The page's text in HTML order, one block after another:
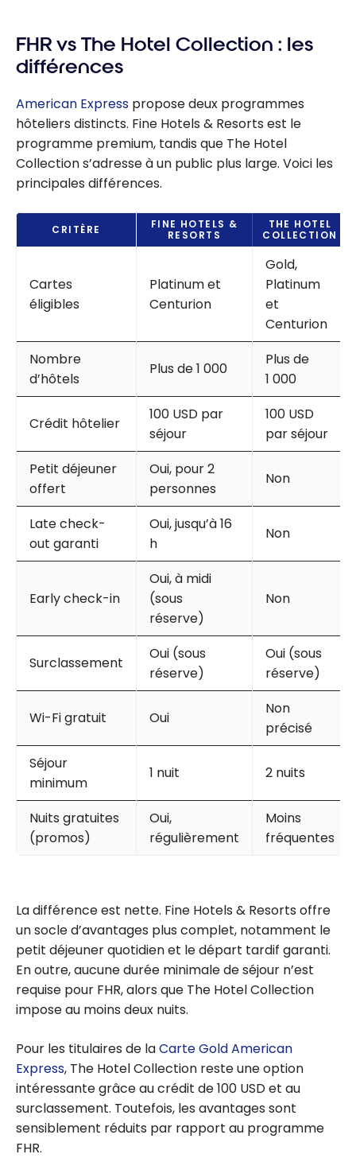
FHR vs The Hotel Collection : les
différences
American Express propose deux programmes
hôteliers distincts. Fine Hotels & Resorts est le
programme premium, tandis que The Hotel
Collection s’adresse à un public plus large. Voici les
principales différences.
CRITÈRE
FINE HOTELS &
RESORTS
THE HOTEL
COLLECTION
Cartes
éligibles
Platinum et
Centurion
Gold,
Platinum
et
Centurion
Nombre
d’hôtels
Plus de 1 000
Plus de
1 000
Crédit hôtelier
100 USD par
séjour
100 USD
par séjour
Petit déjeuner
offert
Oui, pour 2
personnes
Non
Late check-
out garanti
Oui, jusqu’à 16
h
Non
Early check-in
Oui, à midi
(sous
réserve)
Non
Surclassement
Oui (sous
réserve)
Oui (sous
réserve)
Wi-Fi gratuit Oui
Non
précisé
Séjour
minimum
1 nuit 2 nuits
Nuits gratuites
(promos)
Oui,
régulièrement
Moins
fréquentes
La différence est nette. Fine Hotels & Resorts offre
un socle d’avantages plus complet, notamment le
petit déjeuner quotidien et le départ tardif garanti.
En outre, aucune durée minimale de séjour n’est
requise pour FHR, alors que The Hotel Collection
impose au moins deux nuits.
Pour les titulaires de laCarte Gold American
Express, The Hotel Collection reste une option
intéressante grâce au crédit de 100 USD et au
surclassement. Toutefois, les avantages sont
sensiblement réduits par rapport au programme
FHR.